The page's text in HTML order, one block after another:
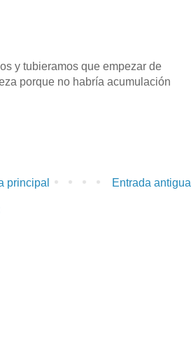
y tubieramos que empezar de
porque no habría acumulación
Entrada antigua
principal